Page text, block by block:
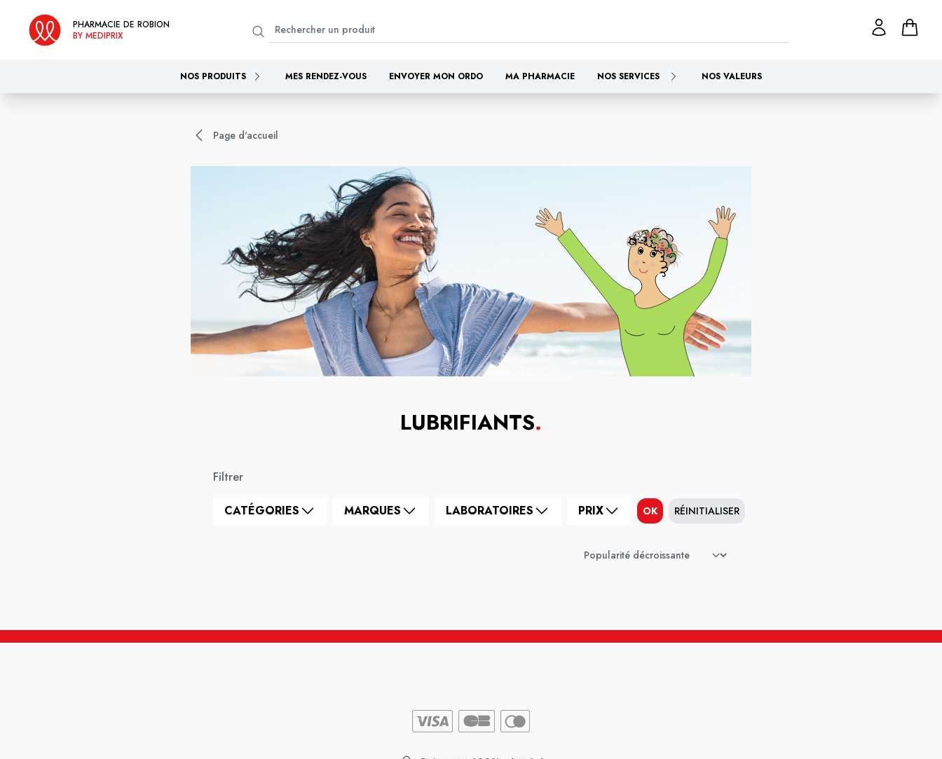
PHARMACIE DE ROBION
BY MEDIPRIX
NOS PRODUITS MES RENDEZ-VOUS ENVOYER MON ORDO MA PHARMACIE NOS SERVICES NOS VALEURS
Page d'accueil
LUBRIFIANTS.
Filtrer
CATÉGORIES MARQUES LABORATOIRES PRIX OK RÉINITIALISER